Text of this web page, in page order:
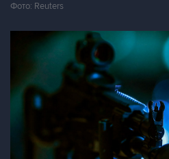
Фото: Reuters